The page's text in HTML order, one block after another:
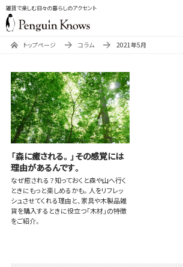
雑貨で楽しむ日々の暮らしのアクセント
トップページ コラム 2021年5月
「森に癒される。」その感覚には
理由があるんです。
なぜ癒される？知っておくと森や山へ行く
ときにもっと楽しめるかも。人をリフレッ
シュさせてくれる理由と、家具や木製品雑
貨を購入するときに役立つ「木材」の特徴
をご紹介。